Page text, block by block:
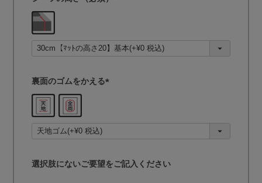
須
)
裏面のゴムをかえる
須
)
選択肢にないご要望をご記入ください